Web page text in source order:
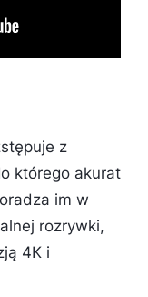
z
którego akurat
im w
rozrywki,
4K i